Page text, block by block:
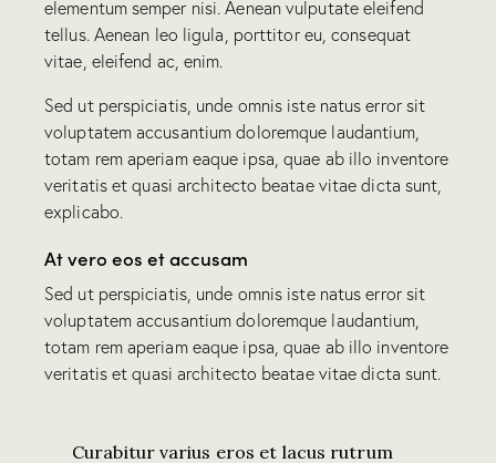
elementum semper nisi. Aenean vulputate eleifend
tellus. Aenean leo ligula, porttitor eu, consequat
vitae, eleifend ac, enim.
Sed ut perspiciatis, unde omnis iste natus error sit
voluptatem accusantium doloremque laudantium,
totam rem aperiam eaque ipsa, quae ab illo inventore
veritatis et quasi architecto beatae vitae dicta sunt,
explicabo.
At vero eos et accusam
Sed ut perspiciatis, unde omnis iste natus error sit
voluptatem accusantium doloremque laudantium,
totam rem aperiam eaque ipsa, quae ab illo inventore
veritatis et quasi architecto beatae vitae dicta sunt.
Curabitur varius eros et lacus rutrum